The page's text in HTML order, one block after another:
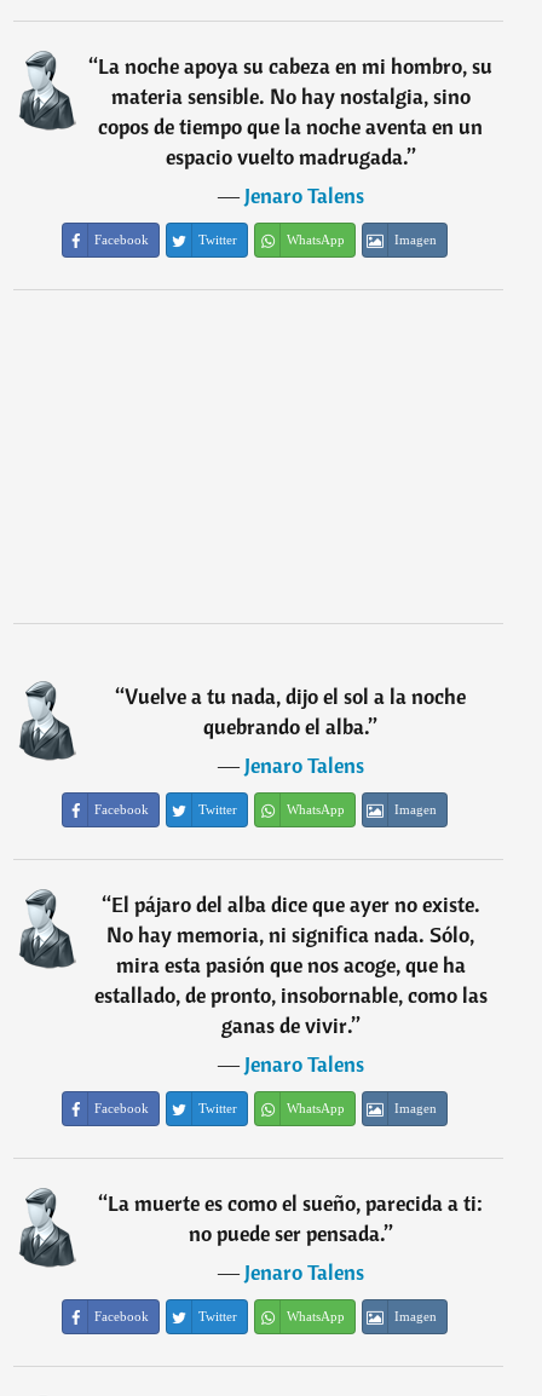
“La noche apoya su cabeza en mi hombro, su
materia sensible. No hay nostalgia, sino
copos de tiempo que la noche aventa en un
espacio vuelto madrugada.”
―Jenaro Talens
Facebook Twitter WhatsApp Imagen
“Vuelve a tu nada, dijo el sol a la noche
quebrando el alba.”
―Jenaro Talens
Facebook Twitter WhatsApp Imagen
“El pájaro del alba dice que ayer no existe.
No hay memoria, ni significa nada. Sólo,
mira esta pasión que nos acoge, que ha
estallado, de pronto, insobornable, como las
ganas de vivir.”
―Jenaro Talens
Facebook Twitter WhatsApp Imagen
“La muerte es como el sueño, parecida a ti:
no puede ser pensada.”
―Jenaro Talens
Facebook Twitter WhatsApp Imagen